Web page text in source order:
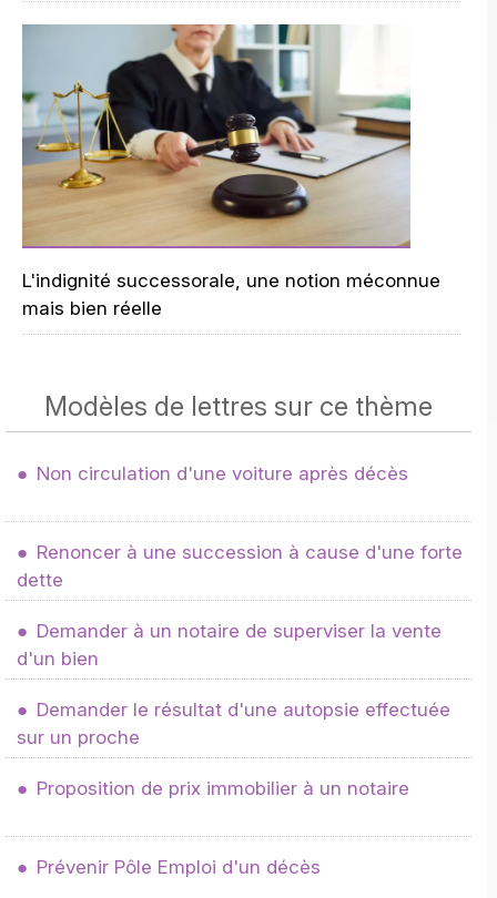
L'indignité successorale, une notion méconnue
mais bien réelle
Modèles de lettres sur ce thème
Non circulation d'une voiture après décès
Renoncer à une succession à cause d'une forte
dette
Demander à un notaire de superviser la vente
d'un bien
Demander le résultat d'une autopsie effectuée
sur un proche
Proposition de prix immobilier à un notaire
Prévenir Pôle Emploi d'un décès